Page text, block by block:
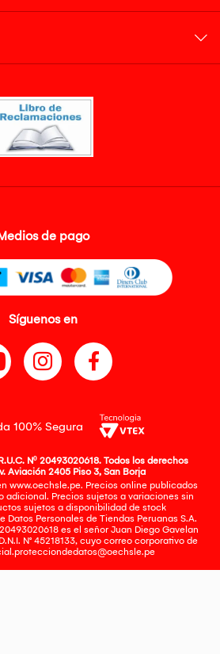
de pago
Síguenos en
100% Segura
Nº 20493020618. Todos los derechos
Aviación 2405 Piso 3, San Borja
www.oechsle.pe. Precios online publicados
adicional. Precios sujetos a variaciones sin
sujetos a disponibilidad de stock
Datos Personales de Tiendas Peruanas S.A.
es el señor Juan Diego Gavelan
N° 45218133, cuyo correo corporativo de